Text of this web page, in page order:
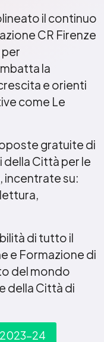
il continuo
CR Firenze
la
e orienti
come Le
gratuite di
della Città per le
incentrate su:
di tutto il
e Formazione di
del mondo
della Città di
2023-24